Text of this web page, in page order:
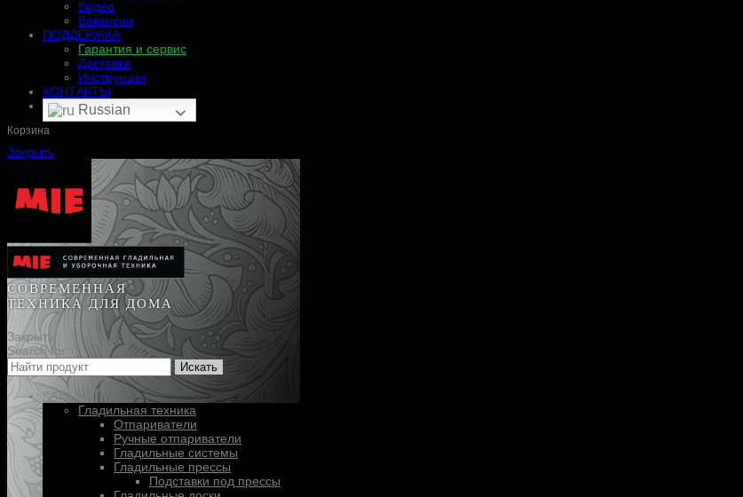
Видео
Вакансии
ПОДДЕРЖКА
Гарантия и сервис
Доставка
Инструкции
КОНТАКТЫ
Russian
Корзина
Закрыть
СОВРЕМЕННАЯ
ТЕХНИКА ДЛЯ ДОМА
Закрыть
Search for:
Искать
КАТАЛОГ
Гладильная техника
Отпариватели
Ручные отпариватели
Гладильные системы
Гладильные прессы
Подставки под прессы